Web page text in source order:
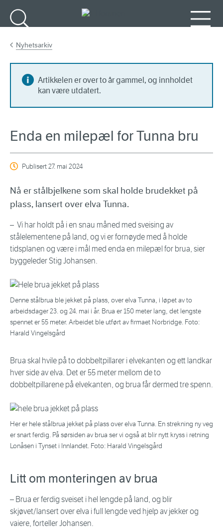
Nyhetsarkiv
Artikkelen er over to år gammel, og innholdet
kan være utdatert.
Enda en milepæl for Tunna bru
Publisert27. mai 2024
Nå er stålbjelkene som skal holde brudekket på
plass, lansert over elva Tunna.
– Vi har holdt på i en snau måned med sveising av
stålelementene på land, og vi er fornøyde med å holde
tidsplanen og være i mål med enda en milepæl for brua, sier
byggeleder Stig Johansen.
Denne stålbrua ble jekket på plass, over elva Tunna, i løpet av to
arbeidsdager 23. og 24. mai i år. Brua er 150 meter lang, det lengste
spennet er 55 meter. Arbeidet ble utført av firmaet Norbridge. Foto:
Harald Vingelsgård
Brua skal hvile på to dobbeltpillarer i elvekanten og ett landkar
hver side av elva. Det er 55 meter mellom de to
dobbeltpillarene på elvekanten, og brua får dermed tre spenn.
Her er hele stålbrua jekket på plass over elva Tunna. En strekning ny veg
er snart ferdig. På sørsiden av brua ser vi også at blir nytt kryss i retning
Lonåsen i Tynset i Innlandet. Foto: Harald Vingelsgård
Litt om monteringen av brua
– Brua er ferdig sveiset i hel lengde på land, og blir
skjøvet/lansert over elva i full lengde ved hjelp av jekker og
vaiere, forteller Johansen.